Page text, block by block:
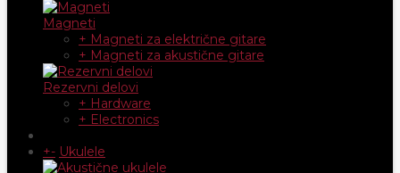
Magneti
+ Magneti za električne gitare
+ Magneti za akustične gitare
Rezervni delovi
+ Hardware
+ Electronics
+- Ukulele